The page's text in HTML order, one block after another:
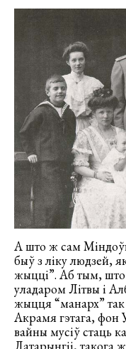
А што ж сам
быў з ліку людзей,
жыцці”. Аб тым, што
уладаром Літвы і
жыцця “манарх” так
Акрамя гэтага, фон
вайны мусіў стаць